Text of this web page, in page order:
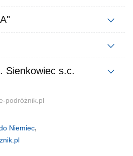
Sienkowiec s.c.
podróżnik.pl
Niemiec,